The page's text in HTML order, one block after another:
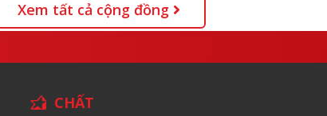
Xem tất cả cộng đồng
CHẤT